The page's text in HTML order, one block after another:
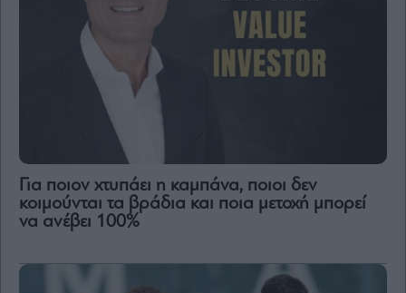
Για ποιον χτυπάει η καμπάνα, ποιοι δεν
κοιμούνται τα βράδια και ποια μετοχή μπορεί
να ανέβει 100%